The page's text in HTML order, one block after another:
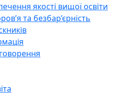
якості вищої освіти
та безбар’єрність